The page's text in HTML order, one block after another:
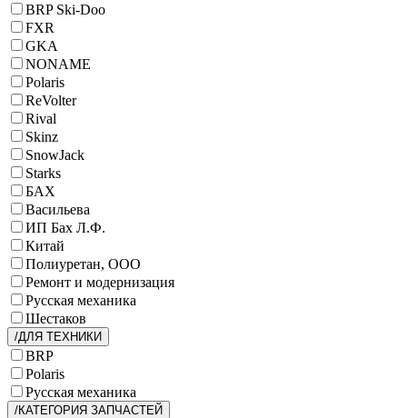
BRP Ski-Doo
FXR
GKA
NONAME
Polaris
ReVolter
Rival
Skinz
SnowJack
Starks
БАХ
Васильева
ИП Бах Л.Ф.
Китай
Полиуретан, ООО
Ремонт и модернизация
Русская механика
Шестаков
/ДЛЯ ТЕХНИКИ
BRP
Polaris
Русская механика
/КАТЕГОРИЯ ЗАПЧАСТЕЙ